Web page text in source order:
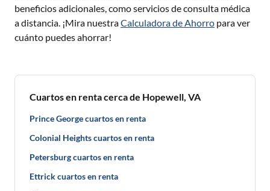
beneficios adicionales, como servicios de consulta médica
a distancia. ¡Mira nuestraCalculadora de Ahorro para ver
cuánto puedes ahorrar!
Cuartos en renta cerca de Hopewell, VA
Prince George cuartos en renta
Colonial Heights cuartos en renta
Petersburg cuartos en renta
Ettrick cuartos en renta